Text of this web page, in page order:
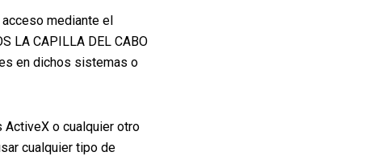
mediante el
LA CAPILLA DEL CABO
en dichos sistemas o
ActiveX o cualquier otro
cualquier tipo de